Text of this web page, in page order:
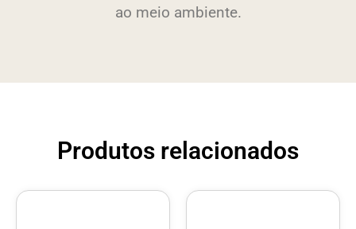
ao meio ambiente.
Produtos relacionados